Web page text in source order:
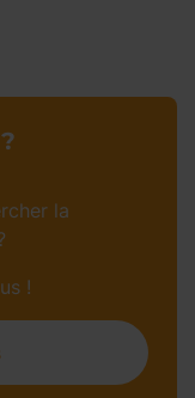
la
!